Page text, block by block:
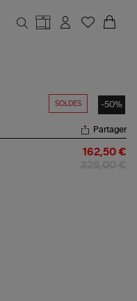
SOLDES -50%
Partager
162,50 €